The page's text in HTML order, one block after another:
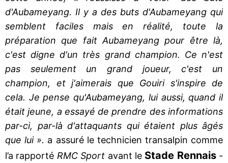
d'Aubameyang. Il y a des buts d'Aubameyang qui
semblent faciles mais en réalité, toute la
préparation que fait Aubameyang pour être là,
c'est digne d'un très grand champion. Ce n'est
pas seulement un grand joueur, c'est un
champion, et j'aimerais que Gouiri s'inspire de
cela. Je pense qu'Aubameyang, lui aussi, quand il
était jeune, a essayé de prendre des informations
par-ci, par-là d'attaquants qui étaient plus âgés
que lui ». a assuré le technicien transalpin comme
l’a rapporté RMC Sport avant le Stade Rennais -